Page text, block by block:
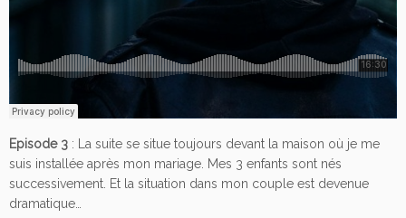
Episode 3 : La suite se situe toujours devant la maison où je me
suis installée après mon mariage. Mes 3 enfants sont nés
successivement. Et la situation dans mon couple est devenue
dramatique…